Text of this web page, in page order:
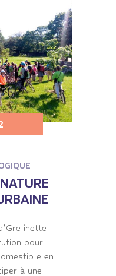
pour
en
à une